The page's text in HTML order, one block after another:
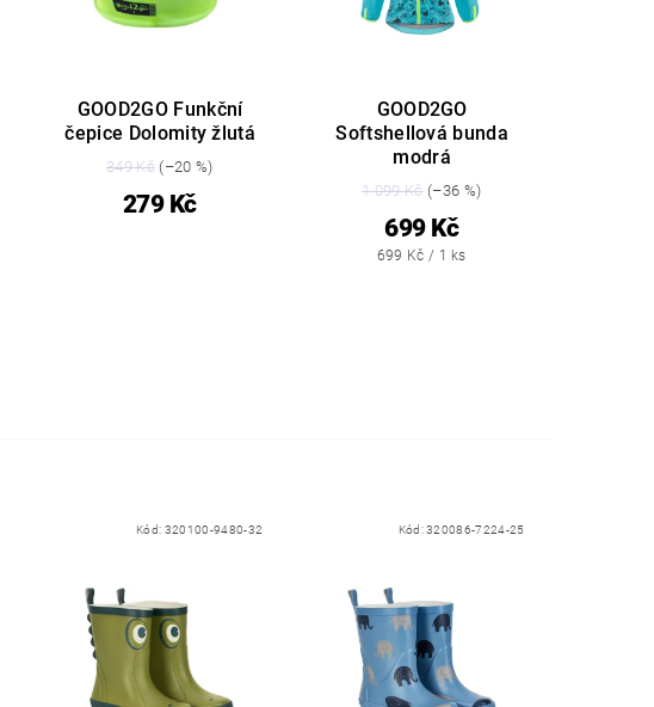
GOOD2GO Funkční
čepice Dolomity žlutá
349 Kč(–20 %)
279 Kč
GOOD2GO
Softshellová bunda
modrá
1 099 Kč(–36 %)
699 Kč
699 Kč / 1 ks
Kód: 320100-9480-32 Kód:320086-7224-25